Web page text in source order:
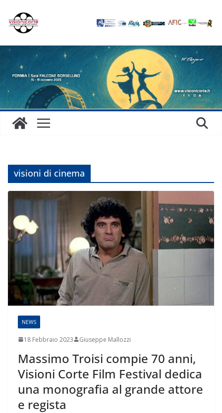
contenuto
visioni di cinema
NEWS
18 Febbraio 2023 Giuseppe Mallozzi
Massimo Troisi compie 70 anni,
Visioni Corte Film Festival dedica
una monografia al grande attore
e regista